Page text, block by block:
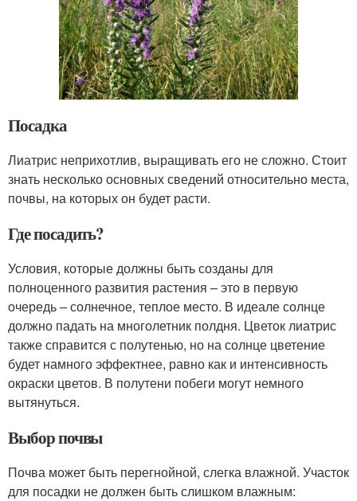
Посадка
Лиатрис неприхотлив, выращивать его не сложно. Стоит
знать несколько основных сведений относительно места,
почвы, на которых он будет расти.
Где посадить?
Условия, которые должны быть созданы для
полноценного развития растения – это в первую
очередь – солнечное, теплое место. В идеале солнце
должно падать на многолетник полдня. Цветок лиатрис
также справится с полутенью, но на солнце цветение
будет намного эффектнее, равно как и интенсивность
окраски цветов. В полутени побеги могут немного
вытянуться.
Выбор почвы
Почва может быть перегнойной, слегка влажной. Участок
для посадки не должен быть слишком влажным: